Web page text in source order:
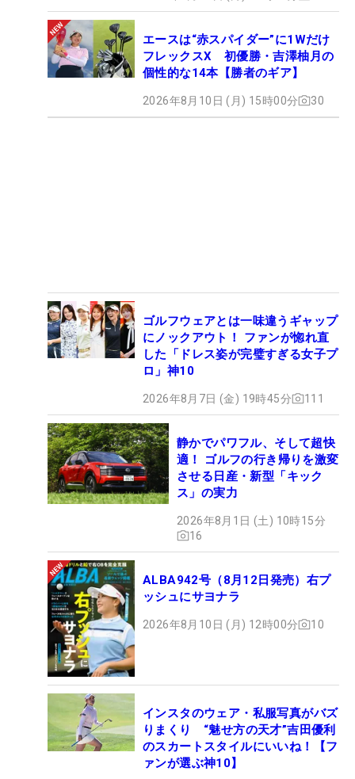
エースは“赤スパイダー”に1Wだけ
フレックスX 初優勝・吉澤柚月の
個性的な14本【勝者のギア】
2026年8月10日 (月) 15時00分 30
ゴルフウェアとは一味違うギャップ
にノックアウト！ ファンが惚れ直
した「ドレス姿が完璧すぎる女子プ
ロ」神10
2026年8月7日 (金) 19時45分 111
静かでパワフル、そして超快
適！ ゴルフの行き帰りを激変
させる日産・新型「キック
ス」の実力
2026年8月1日 (土) 10時15分
16
ALBA942号（8月12日発売）右プ
ッシュにサヨナラ
2026年8月10日 (月) 12時00分 10
インスタのウェア・私服写真がバズ
りまくり “魅せ方の天才”吉田優利
のスカートスタイルにいいね！【フ
ァンが選ぶ神10】